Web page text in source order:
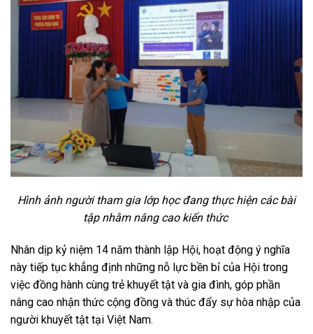
Hình ảnh người tham gia lớp học đang thực hiện các bài
tập nhằm nâng cao kiến thức
Nhân dịp kỷ niệm 14 năm thành lập Hội, hoạt động ý nghĩa
này tiếp tục khẳng định những nỗ lực bền bỉ của Hội trong
việc đồng hành cùng trẻ khuyết tật và gia đình, góp phần
nâng cao nhận thức cộng đồng và thúc đẩy sự hòa nhập của
người khuyết tật tại Việt Nam.